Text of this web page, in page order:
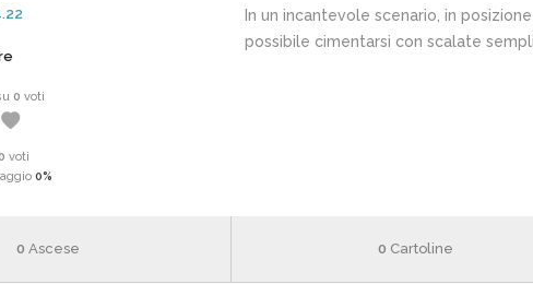
0 voti
0 voti
0%
In un incantevole scenario, in
possibile cimentarsi con scalate
0 Ascese 0 Cartoline